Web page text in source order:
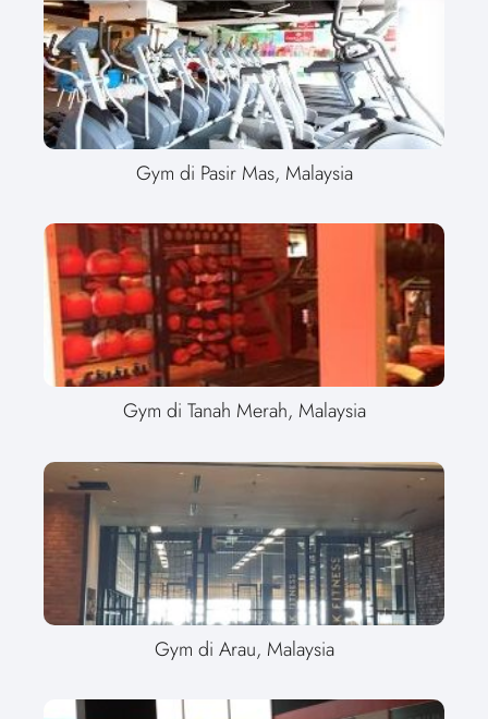
Gym di Pasir Mas, Malaysia
Gym di Tanah Merah, Malaysia
Gym di Arau, Malaysia